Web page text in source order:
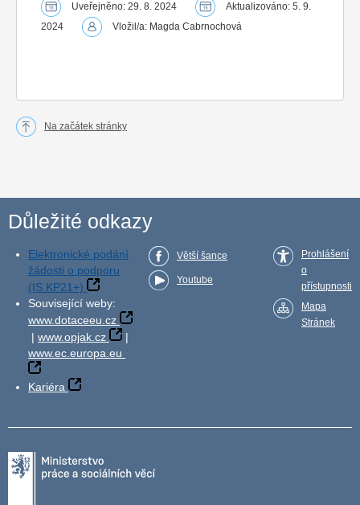
Uveřejněno: 29. 8. 2024
Aktualizováno: 5. 9.
2024
Vložil/a: Magda Cabrnochová
Na začátek stránky
Důležité odkazy
Elektronické podání
žádosti o podporu
(IS KP21+)
Související weby:
www.dotaceeu.cz
| www.opjak.cz
|
www.ec.europa.eu
Kariéra
Větší šance
Youtube
Prohlášení
o
přístupnosti
Mapa
Stránek